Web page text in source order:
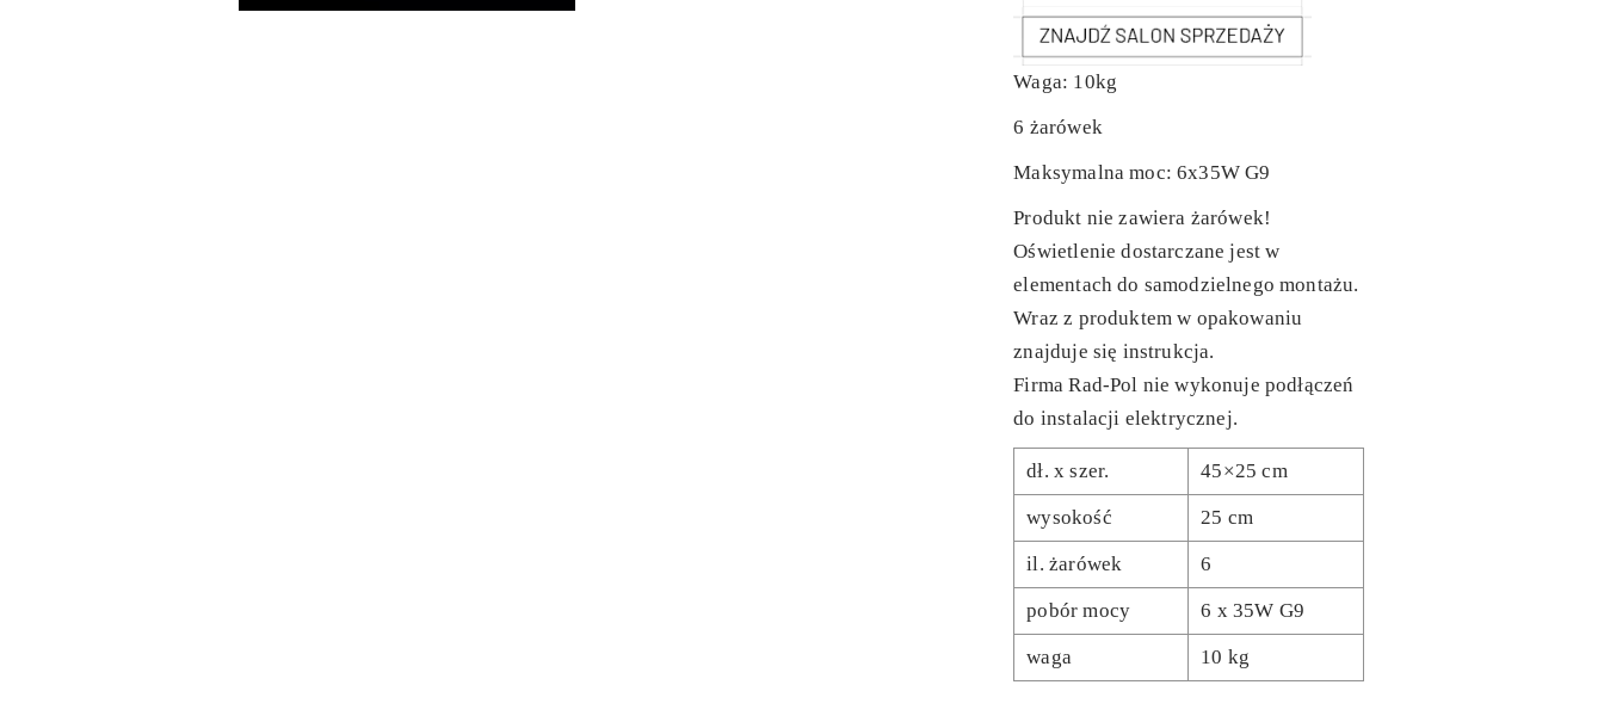
Waga: 10kg
6 żarówek
Maksymalna moc: 6x35W G9
Produkt nie zawiera żarówek!
Oświetlenie dostarczane jest w
elementach do samodzielnego montażu.
Wraz z produktem w opakowaniu
znajduje się instrukcja.
Firma Rad-Pol nie wykonuje podłączeń
do instalacji elektrycznej.
dł. x szer. 45×25 cm
wysokość 25 cm
il. żarówek 6
pobór mocy 6 x 35W G9
waga 10 kg